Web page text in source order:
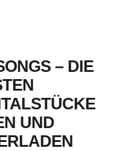
– DIE
UND